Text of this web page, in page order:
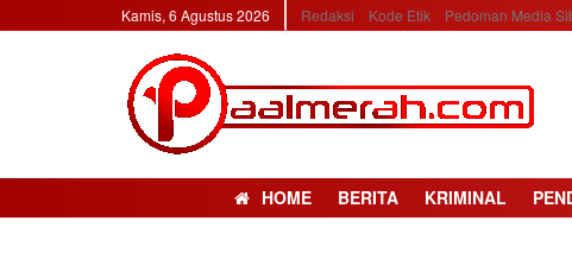
Kamis, 6 Agustus 2026 Redaksi Kode Etik Pedoman Media
HOME BERITA KRIMINAL